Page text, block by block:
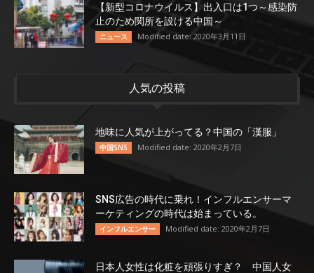
【新型コロナウイルス】出入口は1つ～感染防
止のため関所を設ける中国～
ニュース Modified date: 2020年3月11日
人気の投稿
地味に人気が上がってる？中国の「漢服」
中国SNS Modified date: 2020年2月7日
SNS広告の時代に乗れ！インフルエンサーマ
ーケティングの時代は始まっている。
インフルエンサー Modified date: 2020年2月7日
日本人女性は化粧を頑張りすぎ？ 中国人女